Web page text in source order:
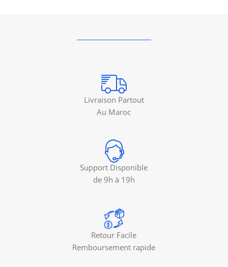
Livraison Partout
Au Maroc
Support Disponible
de 9h à 19h
Retour Facile
Remboursement rapide